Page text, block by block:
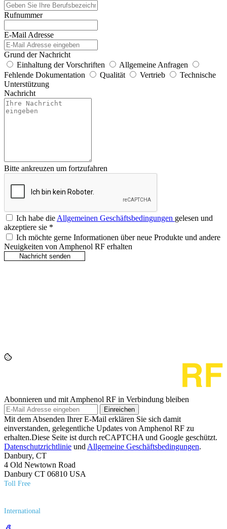
Rufnummer
E-Mail Adresse
Grund der Nachricht
Einhaltung der Vorschriften
Allgemeine Anfragen
Fehlende Dokumentation
Qualität Vertrieb
Technische
Unterstützung
Nachricht
Bitte ankreuzen um fortzufahren
Ich habe die Allgemeinen Geschäftsbedingungen gelesen und
akzeptiere sie *
Ich möchte gerne Informationen über neue Produkte und andere
Neuigkeiten von Amphenol RF erhalten
Abonnieren und mit Amphenol RF in Verbindung bleiben
Einreichen
Mit dem Absenden Ihrer E-Mail erklären Sie sich damit
einverstanden, gelegentliche Updates von Amphenol RF zu
erhalten.Diese Seite ist durch reCAPTCHA und Google geschützt.
Datenschutzrichtlinie und Allgemeine Geschäftsbedingungen.
Danbury, CT
4 Old Newtown Road
Danbury CT 06810 USA
Toll Free
International